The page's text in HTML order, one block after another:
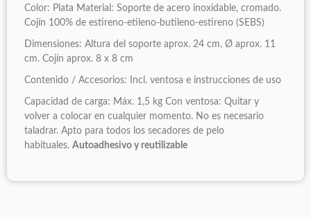
Color: Plata Material: Soporte de acero inoxidable, cromado.
Cojín 100% de estireno-etileno-butileno-estireno (SEBS)
Dimensiones: Altura del soporte aprox. 24 cm, Ø aprox. 11
cm. Cojín aprox. 8 x 8 cm
Contenido / Accesorios: Incl. ventosa e instrucciones de uso
Capacidad de carga: Máx. 1,5 kg Con ventosa: Quitar y
volver a colocar en cualquier momento. No es necesario
taladrar. Apto para todos los secadores de pelo
habituales. Autoadhesivo y reutilizable